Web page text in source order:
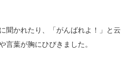
聞かれたり、「がんばれよ！」と云
言葉が胸にひびきました。